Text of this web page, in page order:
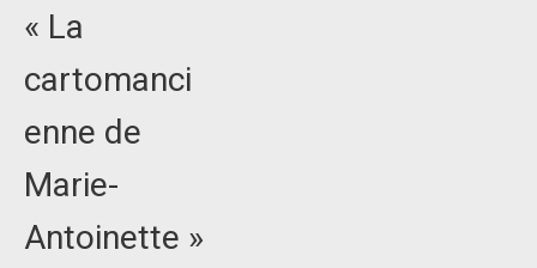
« La
cartomanci
enne de
Marie-
Antoinette »